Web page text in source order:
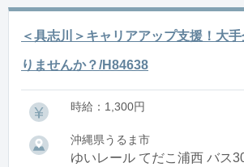
＜具志川＞キャリアアップ支援！大
りませんか？/H84638
時給：1,300円
沖縄県うるま市
ゆいレール てだこ浦西 バス